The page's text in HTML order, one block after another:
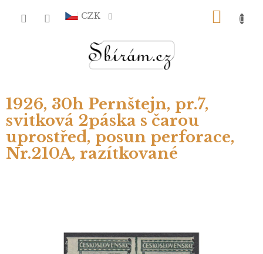
CZK
1926, 30h Pernštejn, pr.7,
svitková 2páska s čarou
uprostřed, posun perforace,
Nr.210A, razítkované